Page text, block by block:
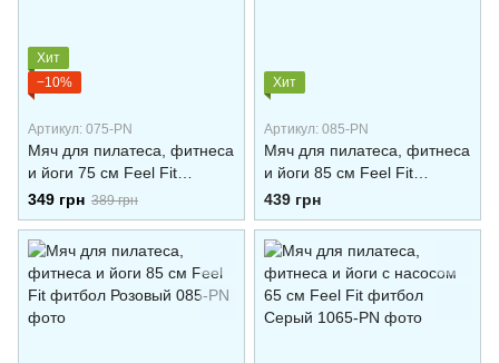
Хит
−10%
Артикул: 075-PN
Мяч для пилатеса, фитнеса
и йоги 75 см Feel Fit
фитбол Розовый
349 грн 389 грн
Хит
Артикул: 085-PN
Мяч для пилатеса, фитнеса
и йоги 85 см Feel Fit
фитбол Серый
439 грн